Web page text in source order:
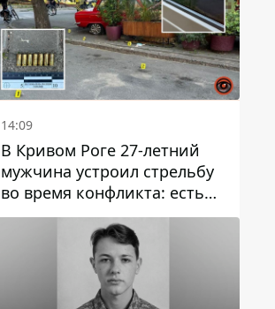
14:09
В Кривом Роге 27-летний
мужчина устроил стрельбу
во время конфликта: есть
раненый